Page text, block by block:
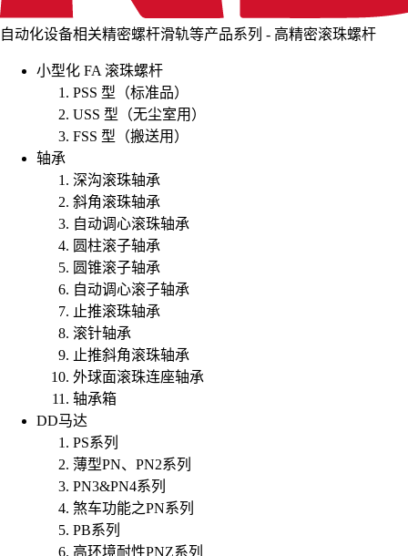
自动化设备相关精密螺杆滑轨等产品系列 - 高精密滚珠螺杆
小型化 FA 滚珠螺杆
PSS 型（标准品）
USS 型（无尘室用）
FSS 型（搬送用）
轴承
深沟滚珠轴承
斜角滚珠轴承
自动调心滚珠轴承
圆柱滚子轴承
圆锥滚子轴承
自动调心滚子轴承
止推滚珠轴承
滚针轴承
止推斜角滚珠轴承
外球面滚珠连座轴承
轴承箱
DD马达
PS系列
薄型PN、PN2系列
PN3&PN4系列
煞车功能之PN系列
PB系列
高环境耐性PNZ系列